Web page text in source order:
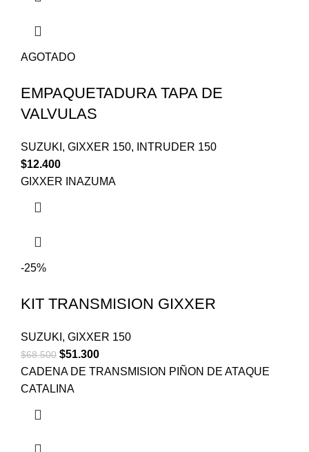
AGOTADO
EMPAQUETADURA TAPA DE
VALVULAS
SUZUKI , GIXXER 150,
INTRUDER 150
$12.400
GIXXER INAZUMA
-25%
KIT TRANSMISION GIXXER
SUZUKI , GIXXER 150
$68.500 $51.300
CADENA DE TRANSMISION PIÑON DE ATAQUE
CATALINA